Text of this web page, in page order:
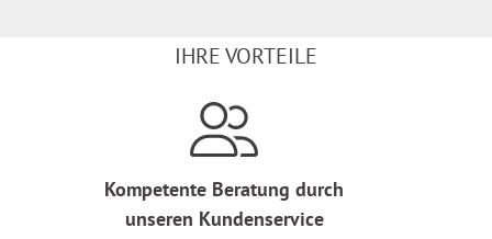
IHRE VORTEILE
Kompetente Beratung durch
unseren Kundenservice